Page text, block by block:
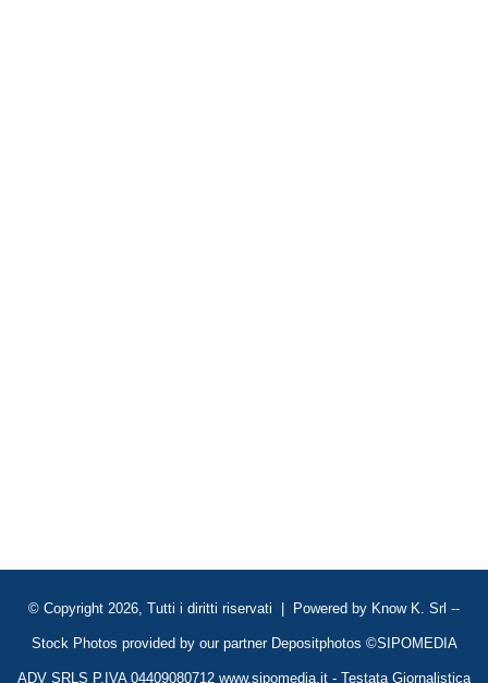
© Copyright 2026, Tutti i diritti riservati | Powered by Know K. Srl --
Stock Photos provided by our partner Depositphotos ©SIPOMEDIA
ADV SRLS P.IVA 04409080712 www.sipomedia.it - Testata Giornalistica